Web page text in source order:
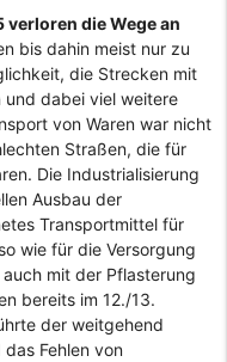
verloren die Wege an
bis dahin meist nur zu
die Strecken mit
dabei viel weitere
von Waren war nicht
Straßen, die für
Die Industrialisierung
Ausbau der
Transportmittel für
wie für die Versorgung
mit der Pflasterung
bereits im 12./13.
der weitgehend
Fehlen von